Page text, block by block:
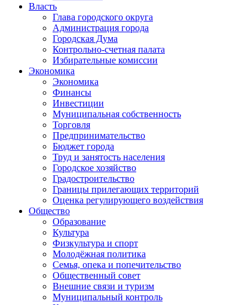
Власть
Глава городского округа
Администрация города
Городская Дума
Контрольно-счетная палата
Избирательные комиссии
Экономика
Экономика
Финансы
Инвестиции
Муниципальная собственность
Торговля
Предпринимательство
Бюджет города
Труд и занятость населения
Городское хозяйство
Градостроительство
Границы прилегающих территорий
Оценка регулирующего воздействия
Общество
Образование
Культура
Физкультура и спорт
Молодёжная политика
Семья, опека и попечительство
Общественный совет
Внешние связи и туризм
Муниципальный контроль